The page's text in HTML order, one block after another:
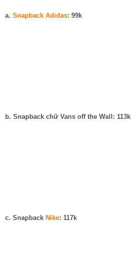
a. Snapback Adidas: 99k
b. Snapback chữ Vans off the Wall: 113k
c. Snapback Nike: 117k